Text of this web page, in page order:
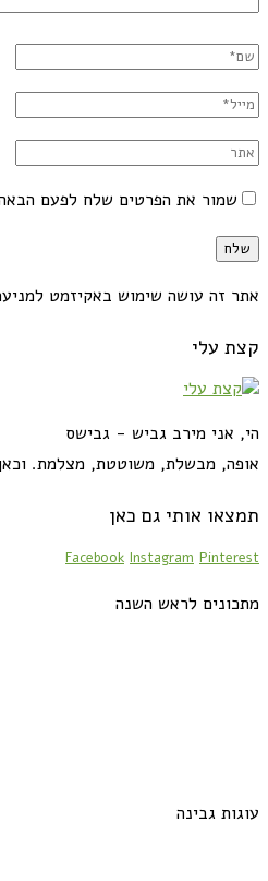
שמור את הפרטים שלח לפעם
אתר זה עושה שימוש באקיזמט
קצת עלי
הי, אני מירב גביש - גבישס
אופה, מבשלת, משוטטת, מצלמת.
תמצאו אותי גם כאן
Facebook Instagram Pinterest
מתכונים לראש השנה
עוגות גבינה